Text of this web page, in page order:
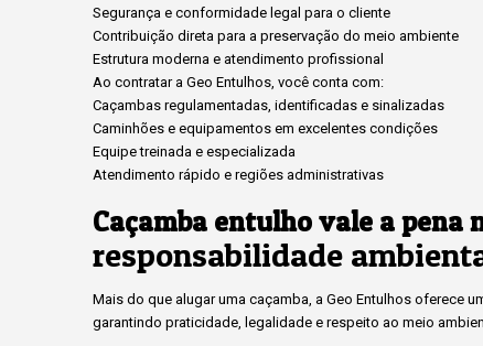
Segurança e conformidade legal para o cliente
Contribuição direta para a preservação do meio ambiente
Estrutura moderna e atendimento profissional
Ao contratar a Geo Entulhos, você conta com:
Caçambas regulamentadas, identificadas e sinalizadas
Caminhões e equipamentos em excelentes condições
Equipe treinada e especializada
Atendimento rápido e regiões administrativas
Caçamba entulho vale a pena
responsabilidade
Mais do que alugar uma caçamba, a Geo Entulhos oferece
garantindo praticidade, legalidade e respeito ao meio